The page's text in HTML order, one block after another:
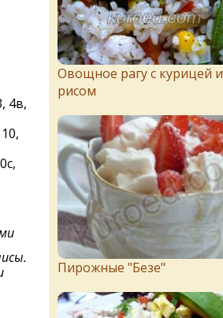
4в,
Овощное рагу с курицей и
рисом
Пирожныe "Бeзe"